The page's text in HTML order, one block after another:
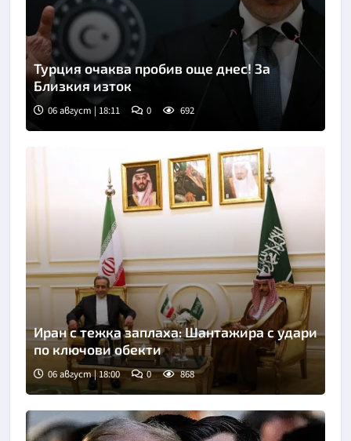
Снимка: БТА
Турция очаква пробив още днес! За
Близкия изток
06 август | 18:11 0 692
Снимка: БТА
Иран с тежка заплаха: Шантажира с удари
по ключови обекти
06 август | 18:00 0 868